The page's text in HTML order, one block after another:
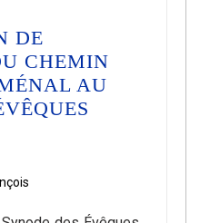
DE
CHEMIN
AU